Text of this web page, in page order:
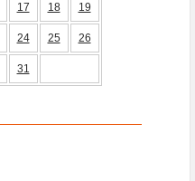
17 18 19
24 25 26
31